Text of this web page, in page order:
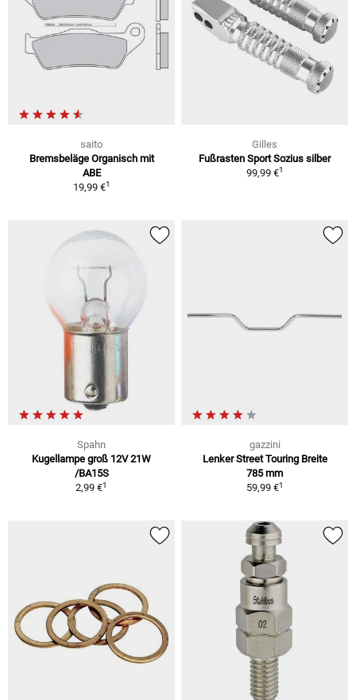
saito
Bremsbeläge Organisch mit
ABE
19,99 €1
Gilles
Fußrasten Sport Sozius silber
99,99 €1
Spahn
Kugellampe groß 12V 21W
/BA15S
2,99 €1
gazzini
Lenker Street Touring Breite
785 mm
59,99 €1